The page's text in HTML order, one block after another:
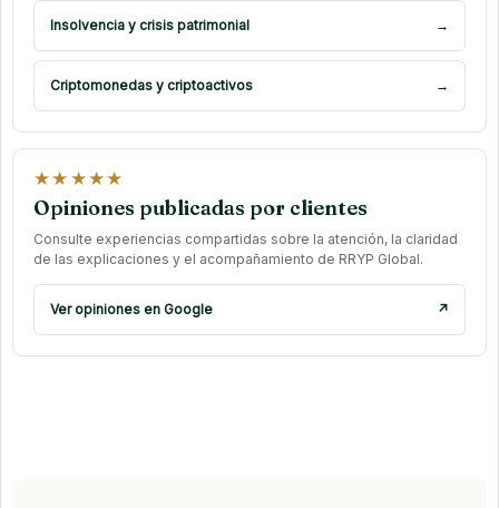
Insolvencia y crisis patrimonial →
Criptomonedas y criptoactivos →
★★★★★
Opiniones publicadas por clientes
Consulte experiencias compartidas sobre la atención, la claridad
de las explicaciones y el acompañamiento de RRYP Global.
Ver opiniones en Google ↗